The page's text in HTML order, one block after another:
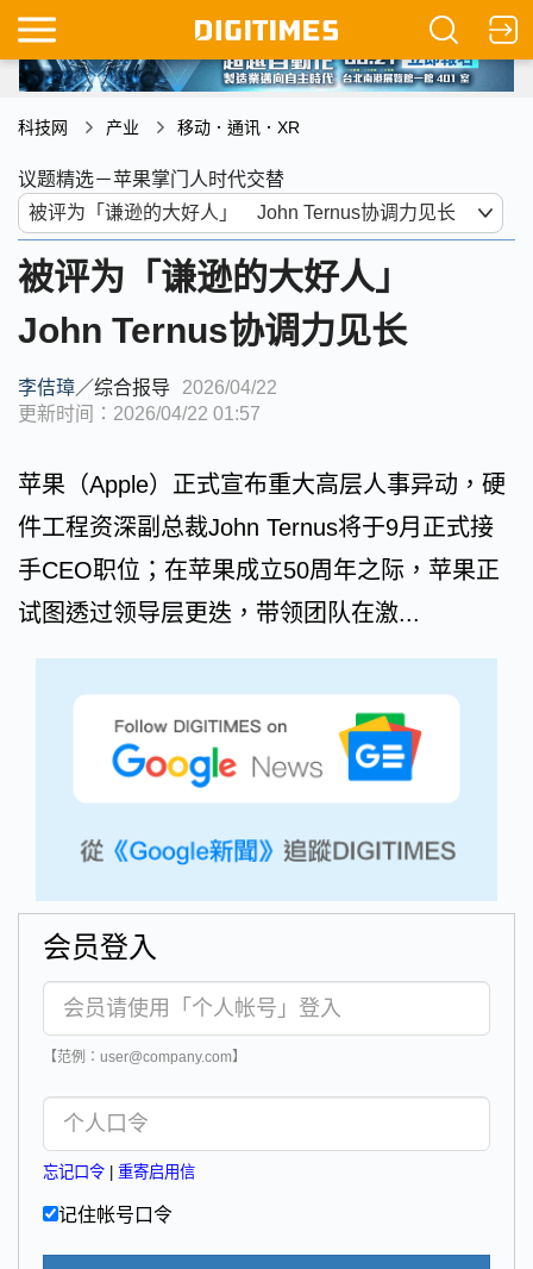
科技网 产业 移动．通讯．XR
议题精选－苹果掌门人时代交替
被评为「谦逊的大好人」
John Ternus协调力见长
李佶璋／综合报导
2026/04/22
更新时间：2026/04/22 01:57
苹果（Apple）正式宣布重大高层人事异动，硬
件工程资深副总裁John Ternus将于9月正式接
手CEO职位；在苹果成立50周年之际，苹果正
试图透过领导层更迭，带领团队在激...
会员登入
【范例：user@company.com】
忘记口令 重寄启用信
记住帐号口令